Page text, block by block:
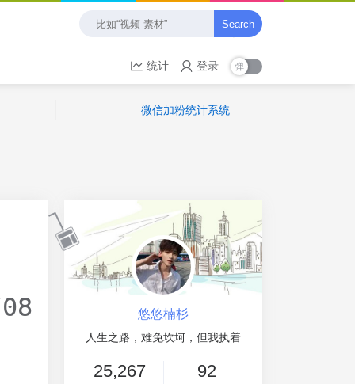
Search
统计 登录
微信加粉统计系统
悠悠楠杉
人生之路，难免坎坷，但我执着
25,267 92